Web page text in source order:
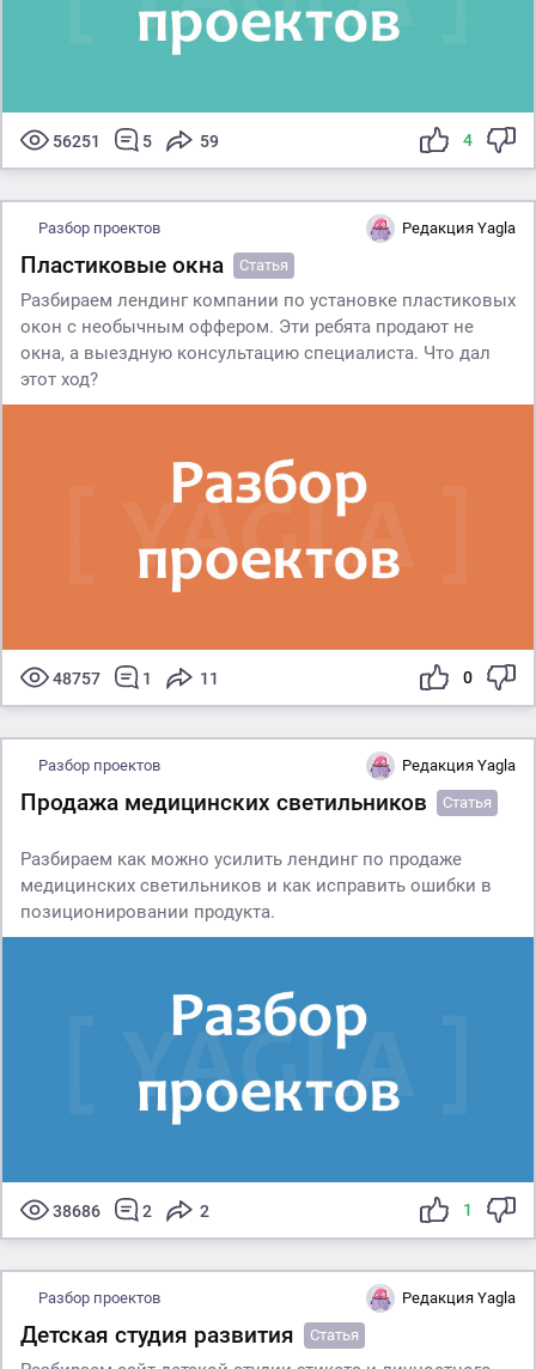
56251 5 59 4
Разбор проектов Редакция Yagla
Пластиковые окна Статья
Разбираем лендинг компании по установке пластиковых
окон с необычным оффером. Эти ребята продают не
окна, а выездную консультацию специалиста. Что дал
этот ход?
48757 1 11 0
Разбор проектов Редакция Yagla
Продажа медицинских светильников Статья
Разбираем как можно усилить лендинг по продаже
медицинских светильников и как исправить ошибки в
позиционировании продукта.
38686 2 2 1
Разбор проектов Редакция Yagla
Детская студия развития Статья